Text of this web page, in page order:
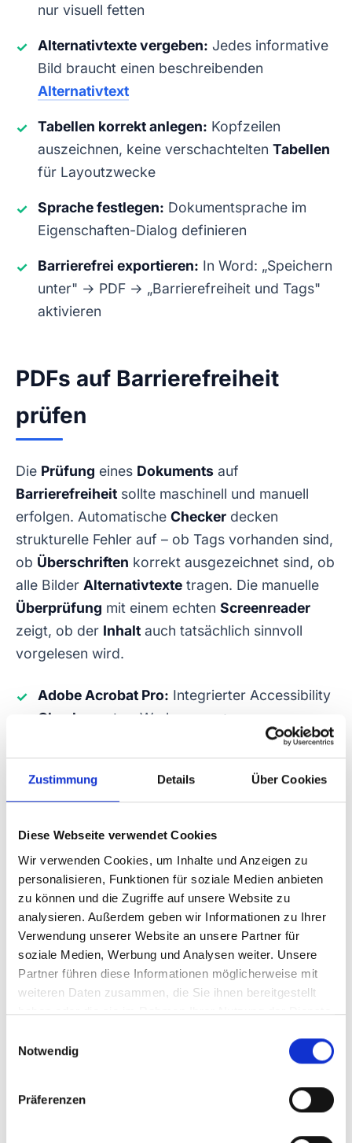
Zustimmung Details Über Cookies
Diese Webseite verwendet Cookies
Wir verwenden Cookies, um Inhalte und Anzeigen zu
personalisieren, Funktionen für soziale Medien anbieten
zu können und die Zugriffe auf unsere Website zu
analysieren. Außerdem geben wir Informationen zu Ihrer
Verwendung unserer Website an unsere Partner für
soziale Medien, Werbung und Analysen weiter. Unsere
Partner führen diese Informationen möglicherweise mit
weiteren Daten zusammen, die Sie ihnen bereitgestellt
haben oder die sie im Rahmen Ihrer Nutzung der Dienste
Notwendig
Präferenzen
nur visuell fetten
✓ Alternativtexte vergeben: Jedes informative
Bild braucht einen beschreibenden
Alternativtext
✓ Tabellen korrekt anlegen: Kopfzeilen
auszeichnen, keine verschachtelten Tabellen
für Layoutzwecke
✓ Sprache festlegen: Dokumentsprache im
Eigenschaften-Dialog definieren
✓ Barrierefrei exportieren: In Word: „Speichern
unter" → PDF → „Barrierefreiheit und Tags"
aktivieren
PDFs auf Barrierefreiheit
prüfen
Die Prüfung eines Dokuments auf
Barrierefreiheit sollte maschinell und manuell
erfolgen. Automatische Checker decken
strukturelle Fehler auf – ob Tags vorhanden sind,
ob Überschriften korrekt ausgezeichnet sind, ob
alle Bilder Alternativtexte tragen. Die manuelle
Überprüfung mit einem echten Screenreader
zeigt, ob der Inhalt auch tatsächlich sinnvoll
vorgelesen wird.
✓ Adobe Acrobat Pro: Integrierter Accessibility
Checker
unter „Werkzeuge →
PAC 2024 (PDF Accessibility Checker):
Kostenlos, prüft auf PDF/UA- und WCAG-
✓ axe PDF Checker: Browserbasiertes Tool für
schnellePrüfungohne Installation
✓ Manuelle Prüfung:NVDA oder JAWS
(Windows) bzw. VoiceOver (Mac) zumLesen
des Dokuments nutzen
Dokumenten